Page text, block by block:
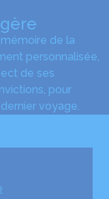
de la
personnalisée,
de ses
pour
voyage.